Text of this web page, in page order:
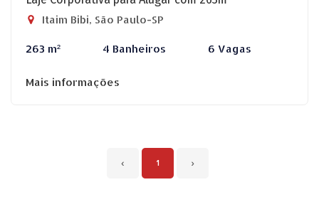
Itaim Bibi, São Paulo-SP
263 m² 4 Banheiros 6 Vagas
Mais informações
‹ 1 ›